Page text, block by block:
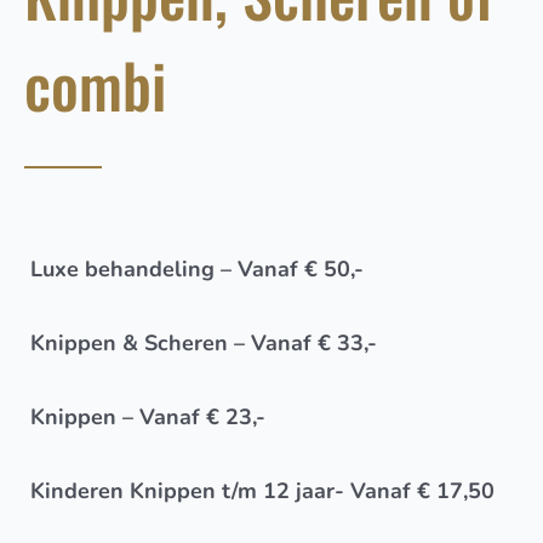
combi
Luxe behandeling – Vanaf € 50,-
Knippen & Scheren – Vanaf € 33,-
Knippen – Vanaf € 23,-
Kinderen Knippen t/m 12 jaar- Vanaf € 17,50